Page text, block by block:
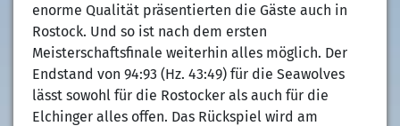
enorme Qualität präsentierten die Gäste auch in
Rostock. Und so ist nach dem ersten
Meisterschaftsfinale weiterhin alles möglich. Der
Endstand von 94:93 (Hz. 43:49) für die Seawolves
lässt sowohl für die Rostocker als auch für die
Elchinger alles offen. Das Rückspiel wird am